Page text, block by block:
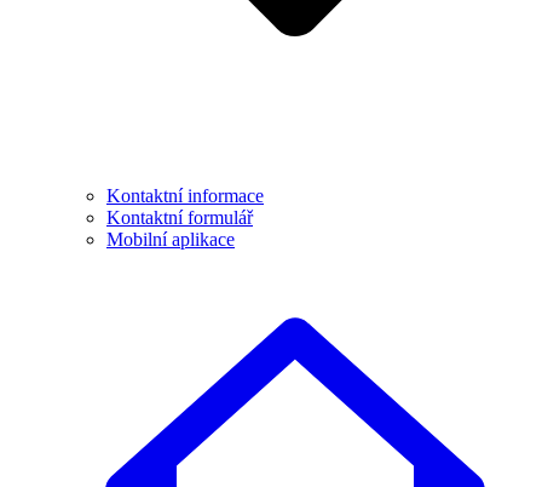
Kontaktní informace
Kontaktní formulář
Mobilní aplikace